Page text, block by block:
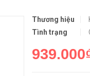
Thương hiệu
Tình trạng